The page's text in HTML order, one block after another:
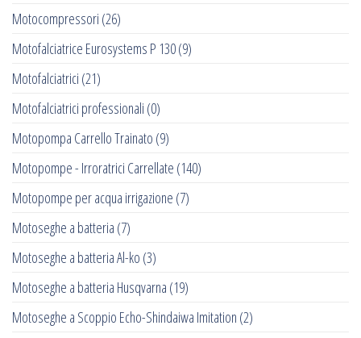
Motocompressori (26)
Motofalciatrice Eurosystems P 130(9)
Motofalciatrici (21)
Motofalciatrici professionali (0)
Motopompa Carrello Trainato (9)
Motopompe - Irroratrici Carrellate (140)
Motopompe per acqua irrigazione (7)
Motoseghe a batteria (7)
Motoseghe a batteria Al-ko (3)
Motoseghe a batteria Husqvarna (19)
Motoseghe a Scoppio Echo-Shindaiwa Imitation (2)